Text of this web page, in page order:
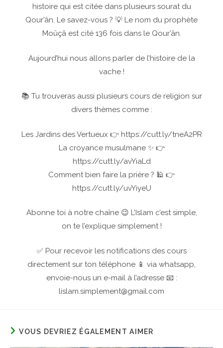
histoire qui est citée dans plusieurs sourat du
Qour’ân. Le savez-vous ? 💡 Le nom du prophète
Moûçâ est cité 136 fois dans le Qour’ân.
Aujourd’hui nous allons parler de l’histoire de la
vache !
📚 Tu trouveras aussi plusieurs cours de religion sur
divers thèmes comme :
Les Jardins des Vertueux 👉 https://cutt.ly/tneA2PR
La croyance musulmane ✨ 👉
https://cutt.ly/avYiaLd
Comment bien faire la prière ? 🕌 👉
https://cutt.ly/uvYiyeU
Abonne toi à notre chaîne 😉 L’Islam c’est simple,
on te l’explique simplement !
✅ Pour recevoir les notifications des cours
directement sur ton téléphone 📱 via whatsapp,
envoie-nous un e-mail à l’adresse 📧 :
lislam.simplement@gmail.com
VOUS DEVRIEZ ÉGALEMENT AIMER